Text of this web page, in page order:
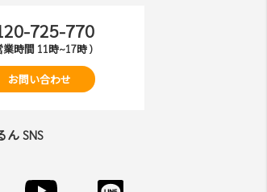
725-770
業時間 11時~17時 )
お問い合わせ
ん SNS